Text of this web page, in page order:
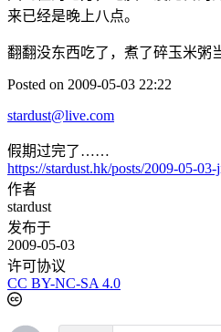
来已经是晚上八点。
翻翻没东西吃了，煮了碎玉米粥
Posted on 2009-05-03 22:22
stardust@live.com
假期过完了……
https://stardust.hk/posts/2009-05-
作者
stardust
发布于
2009-05-03
许可协议
CC BY-NC-SA 4.0